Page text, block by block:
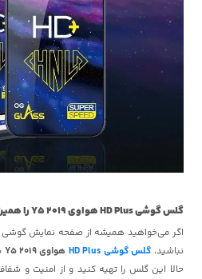
گلس گوشی HD Plus هواوی Y5 2019 را همین الان تهیه کنید!
اگر می‌خواهید همیشه از صفحه نمایش گوشی
نباشید، گلس گوشی HD Plus هواوی Y5 2019
حالا این گلس را تهیه کنید و از امنیت و